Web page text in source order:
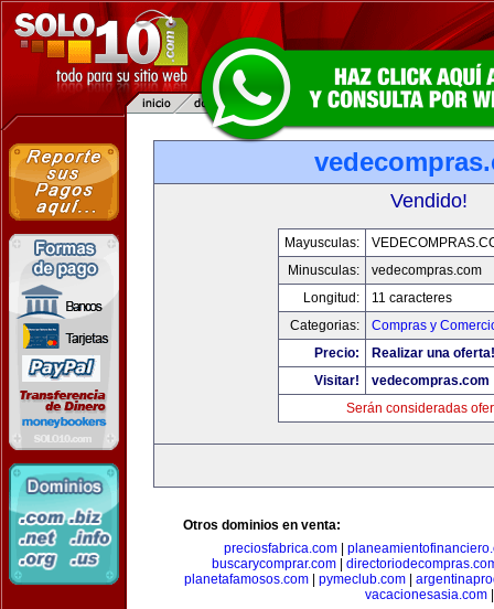
Vendido!
Mayusculas:
Minusculas:
vedecompras.com
Longitud:
11 caracteres
Categorias:
Compras y
Precio:
Realizar una oferta!
Visitar!
vedecompras.com
Serán consideradas
Otros dominios en venta:
preciosfabrica.com|
buscarycomprar.com|
planetafamosos.com| pymeclub.com|
vacacionesasia.com|